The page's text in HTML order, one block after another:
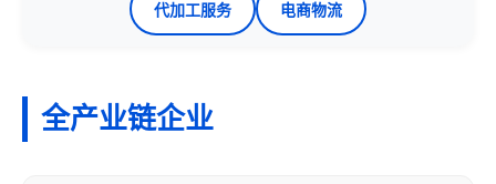
代加工服务 电商物流
全产业链企业